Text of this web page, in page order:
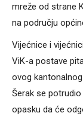
mreže od strane
na području
Vijećnice i
ViK-a postave
ovog
Šerak se
opasku da će